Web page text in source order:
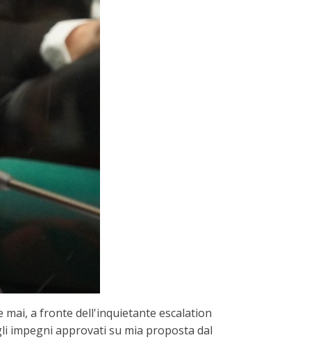
a fronte dell'inquietante escalation
impegni approvati su mia proposta dal